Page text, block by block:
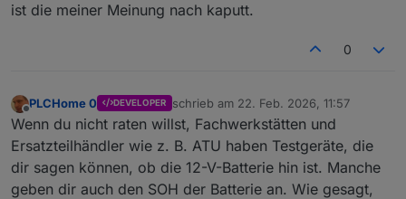
ist die meiner Meinung nach kaputt.
0
Offline
PLCHome 0 DEVELOPER schrieb am 22. Feb. 2026, 11:57
zuletzt editiert von
Wenn du nicht raten willst, Fachwerkstätten und
Ersatzteilhändler wie z. B. ATU haben Testgeräte, die
dir sagen können, ob die 12-V-Batterie hin ist. Manche
geben dir auch den SOH der Batterie an. Wie gesagt,